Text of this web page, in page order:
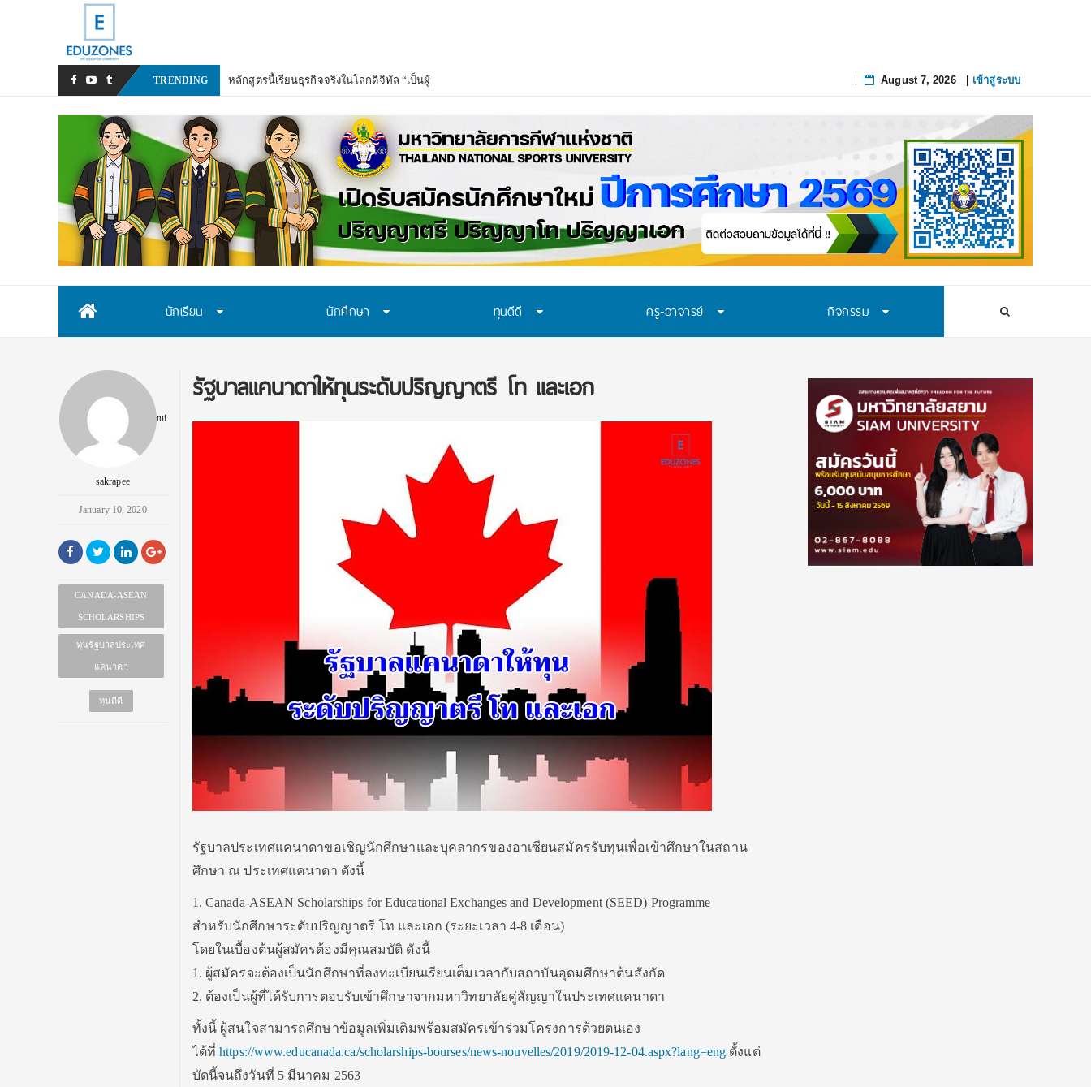
TRENDING August 7, 2026| เข้าสู่ระบบ
นักเรียน นักศึกษา ทุนดีดี ครู-อาจารย์ กิจกรรม
tui
sakrapee
January 10, 2020
CANADA-ASEAN
SCHOLARSHIPS
ทุนรัฐบาลประเทศ
แคนาดา
ทุนดีดี
รัฐบาลแคนาดาให้ทุนระดับปริญญาตรี โท และเอก
รัฐบาลประเทศแคนาดาขอเชิญนักศึกษาและบุคลากรของอาเซียนสมัครรับทุนเพื่อเข้าศึกษาในสถาน
ศึกษา ณ ประเทศแคนาดา ดังนี้
1. Canada-ASEAN Scholarships for Educational Exchanges and Development (SEED) Programme
สำหรับนักศึกษาระดับปริญญาตรี โท และเอก (ระยะเวลา 4-8 เดือน)
โดยในเบื้องต้นผู้สมัครต้องมีคุณสมบัติ ดังนี้
1. ผู้สมัครจะต้องเป็นนักศึกษาที่ลงทะเบียนเรียนเต็มเวลากับสถาบันอุดมศึกษาต้นสังกัด
2. ต้องเป็นผู้ที่ได้รับการตอบรับเข้าศึกษาจากมหาวิทยาลัยคู่สัญญาในประเทศแคนาดา
ทั้งนี้ ผู้สนใจสามารถศึกษาข้อมูลเพิ่มเติมพร้อมสมัครเข้าร่วมโครงการด้วยตนเอง
ได้ที่https://www.educanada.ca/scholarships-bourses/news-nouvelles/2019/2019-12-04.aspx?lang=eng ตั้งแต่
บัดนี้จนถึงวันที่ 5 มีนาคม 2563